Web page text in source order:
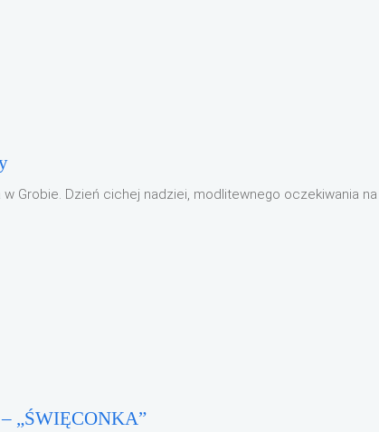
Grobie. Dzień cichej nadziei, modlitewnego oczekiwania
„ŚWIĘCONKA”